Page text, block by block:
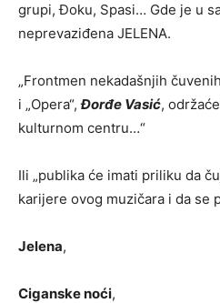
grupi, Đoku, Spasi… Gde je u
neprevaziđena JELENA.
„Frontmen nekadašnjih
i „Opera“,Đorđe Vasić,
kulturnom centru…“
Ili „publika će imati priliku da
karijere ovog muzičara i da se
Jelena,
Ciganske noći,